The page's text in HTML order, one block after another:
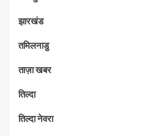
झारखंड
तमिलनाडु
ताज़ा खबर
तिल्दा
तिल्दा नेवरा